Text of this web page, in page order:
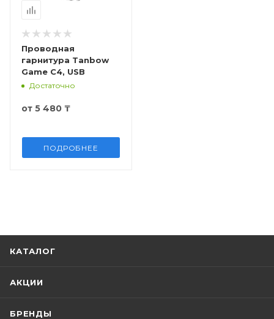
Проводная
гарнитура Tanbow
Game C4, USB
Достаточно
от 5 480 ₸
ПОДРОБНЕЕ
КАТАЛОГ
АКЦИИ
БРЕНДЫ